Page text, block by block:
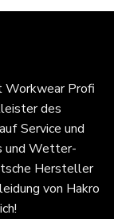
Workwear Profi
des
Service und
und Wetter-
Hersteller
von Hakro